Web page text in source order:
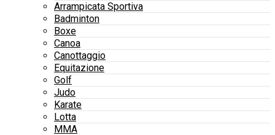
Arrampicata Sportiva
Badminton
Boxe
Canoa
Canottaggio
Equitazione
Golf
Judo
Karate
Lotta
MMA